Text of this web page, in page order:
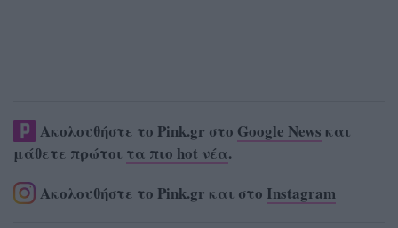
Ακολουθήστε το Pink.gr στο Google News και
μάθετε πρώτοι τα πιο hot νέα.
Ακολουθήστε το Pink.gr και στο Instagram